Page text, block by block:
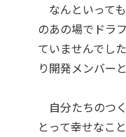
なんといって
のあの場でドラ
ていませんでし
り開発メンバー
自分たちのつ
とって幸せなこと